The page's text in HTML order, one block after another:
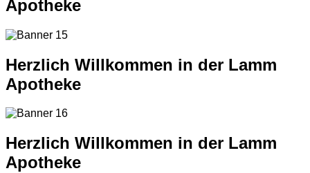
Apotheke
Herzlich Willkommen in der Lamm
Apotheke
Herzlich Willkommen in der Lamm
Apotheke